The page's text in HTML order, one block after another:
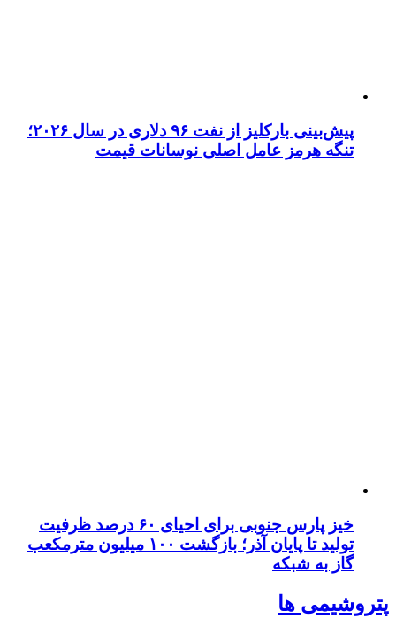
پیش‌بینی بارکلیز از نفت ۹۶ دلاری در سال ۲۰۲۶؛
تنگه هرمز عامل اصلی نوسانات قیمت
خیز پارس جنوبی برای احیای ۶۰ درصد ظرفیت
تولید تا پایان آذر؛ بازگشت ۱۰۰ میلیون مترمکعب
گاز به شبکه
پتروشيمى ها